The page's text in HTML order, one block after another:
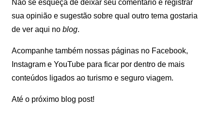
Não se esqueça de deixar seu comentário e registrar
sua opinião e sugestão sobre qual outro tema gostaria
de ver aqui no blog.
Acompanhe também nossas páginas no Facebook,
Instagram e YouTube para ficar por dentro de mais
conteúdos ligados ao turismo e seguro viagem.
Até o próximo blog post!